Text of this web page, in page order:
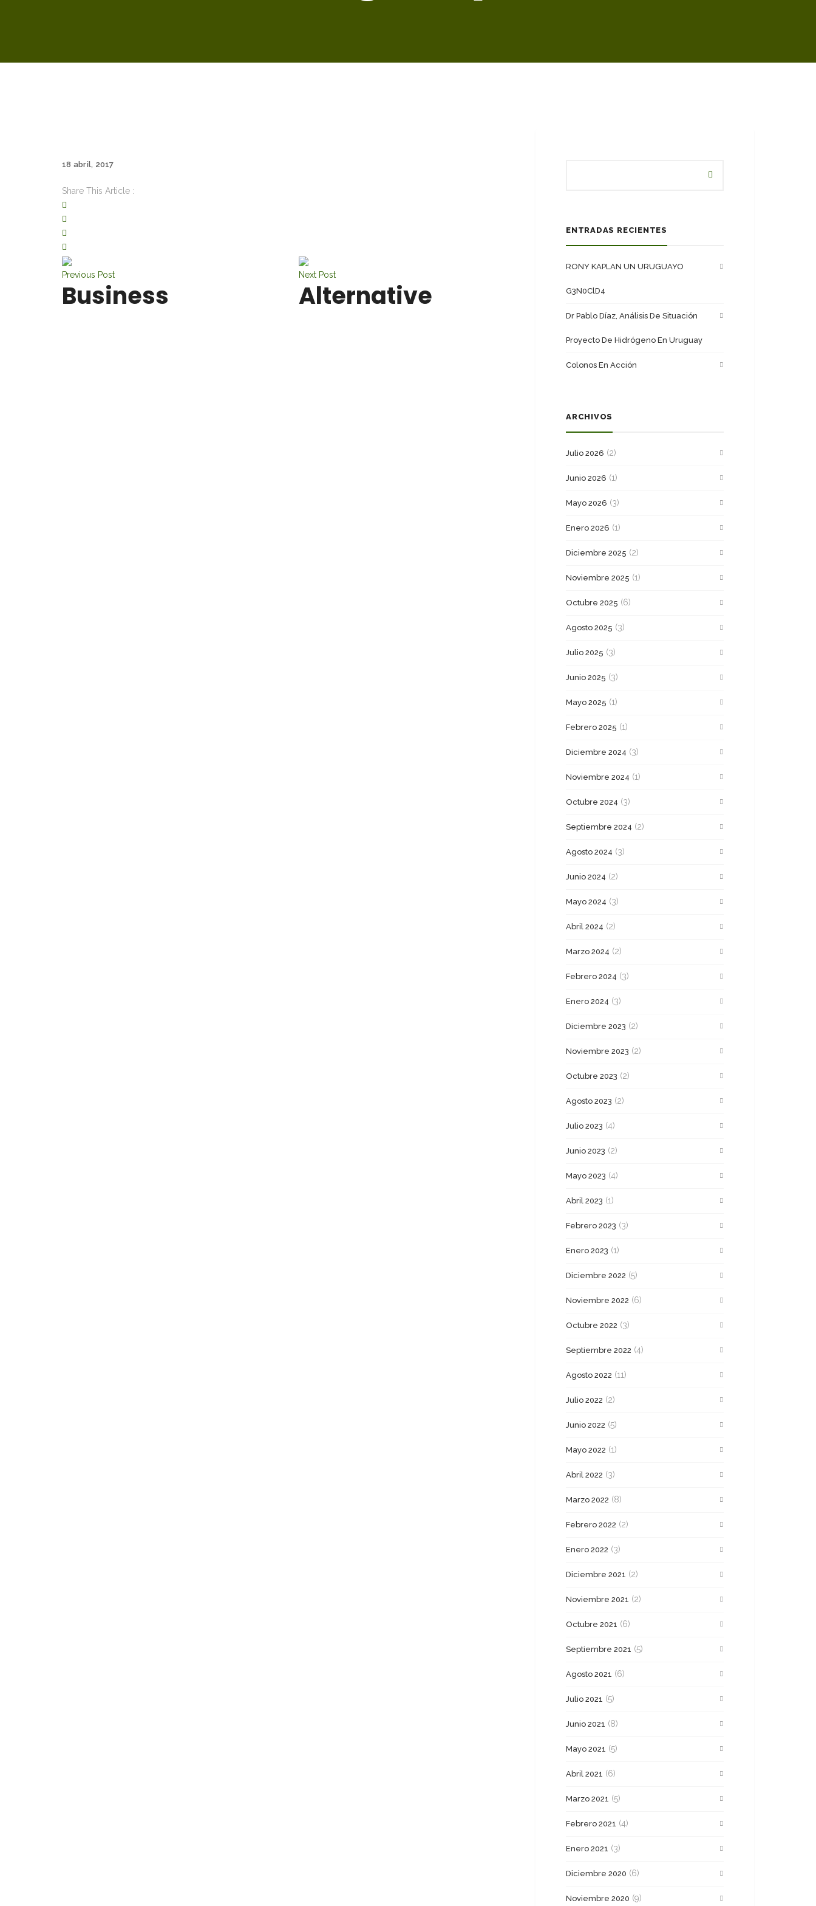
18 abril, 2017
Share This Article :
Previous Post
Business
Next Post
Alternative
ENTRADAS RECIENTES
RONY KAPLAN UN URUGUAYO
G3N0ClD4
Dr Pablo Díaz, Análisis De Situación
Proyecto De Hidrógeno En Uruguay
Colonos En Acción
ARCHIVOS
Julio 2026 (2)
Junio 2026 (1)
Mayo 2026 (3)
Enero 2026 (1)
Diciembre 2025 (2)
Noviembre 2025 (1)
Octubre 2025 (6)
Agosto 2025 (3)
Julio 2025 (3)
Junio 2025 (3)
Mayo 2025 (1)
Febrero 2025 (1)
Diciembre 2024 (3)
Noviembre 2024 (1)
Octubre 2024 (3)
Septiembre 2024 (2)
Agosto 2024 (3)
Junio 2024 (2)
Mayo 2024 (3)
Abril 2024 (2)
Marzo 2024 (2)
Febrero 2024 (3)
Enero 2024 (3)
Diciembre 2023 (2)
Noviembre 2023 (2)
Octubre 2023 (2)
Agosto 2023 (2)
Julio 2023 (4)
Junio 2023 (2)
Mayo 2023 (4)
Abril 2023 (1)
Febrero 2023 (3)
Enero 2023 (1)
Diciembre 2022 (5)
Noviembre 2022 (6)
Octubre 2022 (3)
Septiembre 2022 (4)
Agosto 2022 (11)
Julio 2022 (2)
Junio 2022 (5)
Mayo 2022 (1)
Abril 2022 (3)
Marzo 2022 (8)
Febrero 2022 (2)
Enero 2022 (3)
Diciembre 2021 (2)
Noviembre 2021 (2)
Octubre 2021 (6)
Septiembre 2021 (5)
Agosto 2021 (6)
Julio 2021 (5)
Junio 2021 (8)
Mayo 2021 (5)
Abril 2021 (6)
Marzo 2021 (5)
Febrero 2021 (4)
Enero 2021 (3)
Diciembre 2020 (6)
Noviembre 2020 (9)